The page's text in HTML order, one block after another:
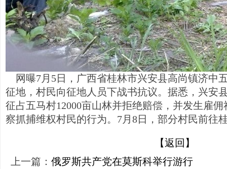
网曝7月5日，广西省桂林市兴安县高尚镇济中
征地，村民向征地人员下战书抗议。据悉，兴安
征占五马村12000亩山林并拒绝赔偿，并发生雇
察抓捕维权村民的行为。7月8日，部分村民前往
【返回】
上一篇： 俄罗斯共产党在莫斯科举行游行